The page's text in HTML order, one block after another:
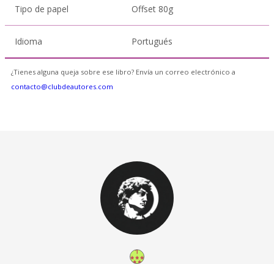
Tipo de papel Offset 80g
Idioma Portugués
¿Tienes alguna queja sobre ese libro? Envía un correo electrónico a
contacto@clubdeautores.com